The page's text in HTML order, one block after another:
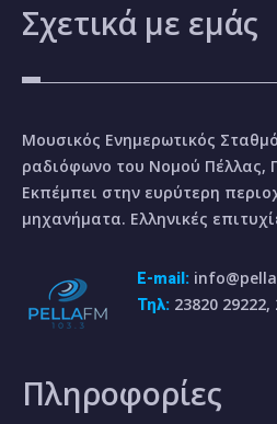
Σχετικά με εμάς
Μουσικός Ενημερωτικός
ραδιόφωνο του Νομού Πέλλας,
Εκπέμπει στην ευρύτερη
μηχανήματα. Ελληνικές
E-mail:
Τηλ: 23820 29222,
Πληροφορίες